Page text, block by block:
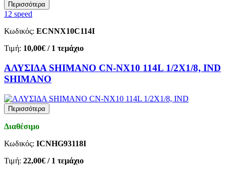
Περισσότερα
12 speed
Κωδικός: ECNNX10C114I
Τιμή: 10,00€ / 1 τεμάχιο
ΑΛΥΣΙΔΑ SHIMANO CN-NX10 114L 1/2X1/8, IND
SHIMANO
Περισσότερα
Διαθέσιμο
Κωδικός: ICNHG93118I
Τιμή: 22,00€ / 1 τεμάχιο